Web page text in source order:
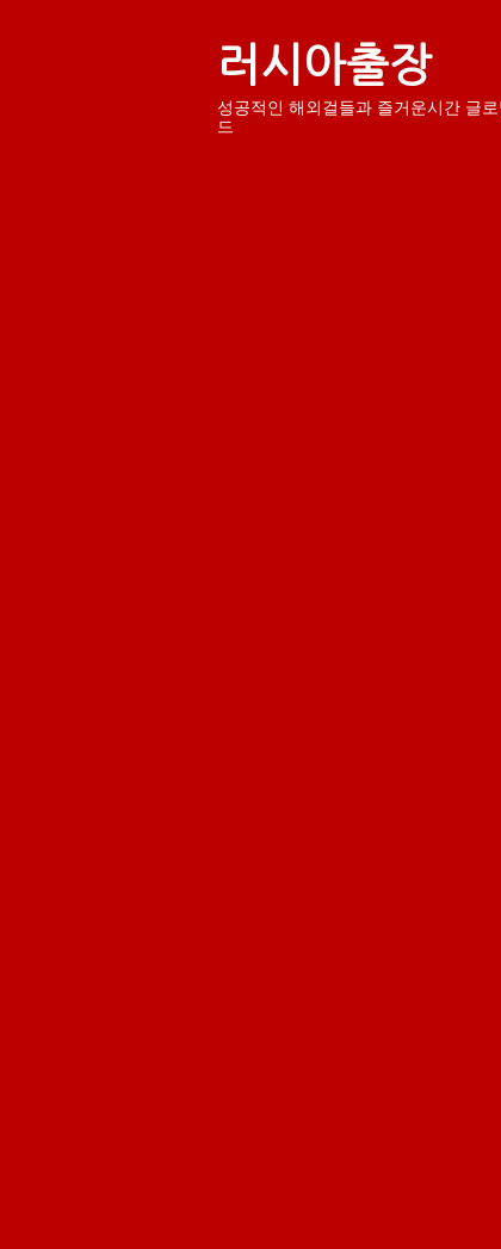
러시아출장
성공적인 해외걸들과 즐거운시간 글로
드